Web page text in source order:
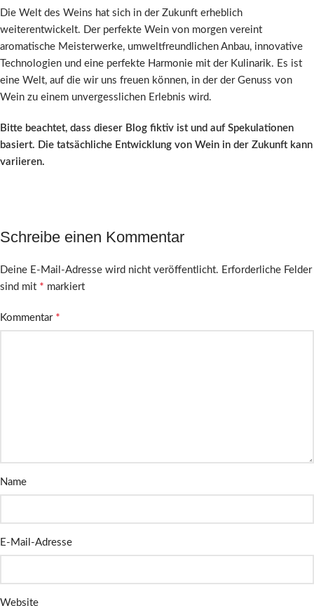
Die Welt des Weins hat sich in der Zukunft erheblich
weiterentwickelt. Der perfekte Wein von morgen vereint
aromatische Meisterwerke, umweltfreundlichen Anbau, innovative
Technologien und eine perfekte Harmonie mit der Kulinarik. Es ist
eine Welt, auf die wir uns freuen können, in der der Genuss von
Wein zu einem unvergesslichen Erlebnis wird.
Bitte beachtet, dass dieser Blog fiktiv ist und auf Spekulationen
basiert. Die tatsächliche Entwicklung von Wein in der Zukunft kann
variieren.
Schreibe einen Kommentar
Deine E-Mail-Adresse wird nicht veröffentlicht. Erforderliche Felder
sind mit * markiert
Kommentar *
Name
E-Mail-Adresse
Website